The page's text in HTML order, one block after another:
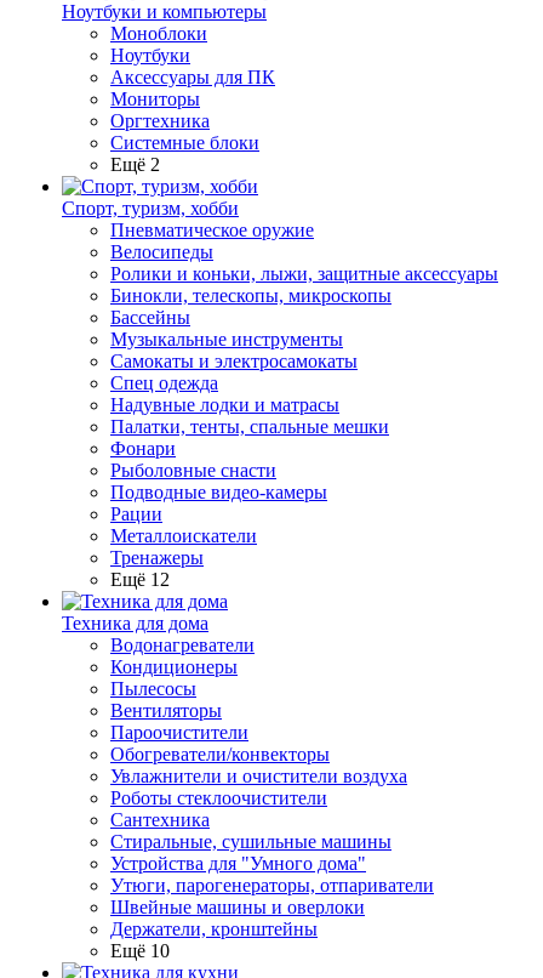
Ноутбуки и компьютеры
Моноблоки
Ноутбуки
Аксессуары для ПК
Мониторы
Оргтехника
Системные блоки
Ещё 2
Спорт, туризм, хобби
Пневматическое оружие
Велосипеды
Ролики и коньки, лыжи, защитные аксессуары
Бинокли, телескопы, микроскопы
Бассейны
Музыкальные инструменты
Самокаты и электросамокаты
Спец одежда
Надувные лодки и матрасы
Палатки, тенты, спальные мешки
Фонари
Рыболовные снасти
Подводные видео-камеры
Рации
Металлоискатели
Тренажеры
Ещё 12
Техника для дома
Водонагреватели
Кондиционеры
Пылесосы
Вентиляторы
Пароочистители
Обогреватели/конвекторы
Увлажнители и очистители воздуха
Роботы стеклоочистители
Сантехника
Стиральные, сушильные машины
Устройства для "Умного дома"
Утюги, парогенераторы, отпариватели
Швейные машины и оверлоки
Держатели, кронштейны
Ещё 10